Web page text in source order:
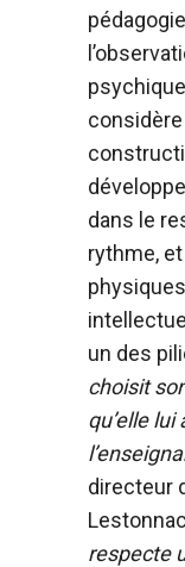
dans le
rythme,
un des
choisit
qu’elle
directeur
respecte